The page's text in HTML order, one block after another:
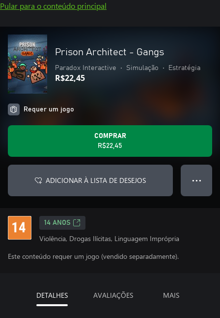
Pular para o conteúdo principal
Prison Architect - Gangs
Paradox Interactive • Simulação • Estratégia
R$22,45
Requer um jogo
COMPRAR
R$22,45
ADICIONAR À LISTA DE DESEJOS ● ● ●
14 ANOS
Violência, Drogas Ilícitas, Linguagem Imprópria
Este conteúdo requer um jogo (vendido separadamente).
DETALHES AVALIAÇÕES MAIS